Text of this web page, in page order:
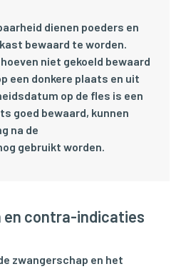
dienen poeders en
bewaard te worden.
niet gekoeld bewaard
een donkere plaats en uit
op de fles is een
goed bewaard, kunnen
na de
gebruikt worden.
en contra-indicaties
zwangerschap en het